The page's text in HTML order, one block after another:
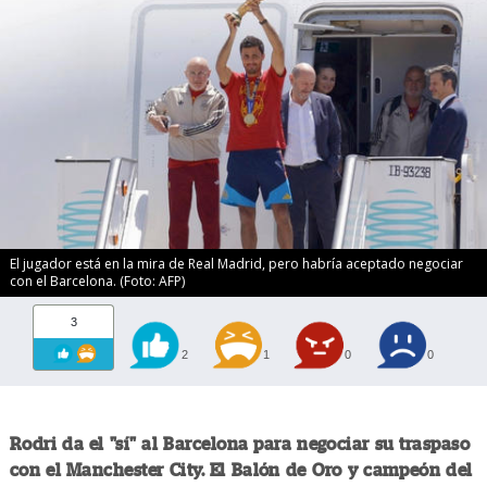
El jugador está en la mira de Real Madrid, pero habría aceptado negociar
con el Barcelona. (Foto: AFP)
3
2 1 0 0
Rodri da el "sí" al Barcelona para negociar su traspaso
con el Manchester City. El Balón de Oro y campeón del